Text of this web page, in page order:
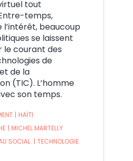
tout
temps,
l’intérêt, beaucoup
se laissent
courant des
de
de la
(TIC). L’homme
son temps.
| HAÏTI
| MICHEL MARTELLY
SOCIAL. | TECHNOLOGIE